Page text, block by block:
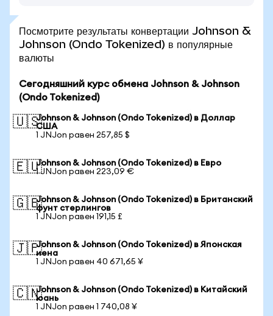
Посмотрите результаты конвертации Johnson &
Johnson (Ondo Tokenized) в популярные
валюты
Сегодняшний курс обмена Johnson & Johnson
(Ondo Tokenized)
🇺🇸Johnson & Johnson (Ondo Tokenized) в Доллар
США
1 JNJon равен 257,85 $
🇪🇺Johnson & Johnson (Ondo Tokenized) в Евро
1 JNJon равен 223,09 €
🇬🇧Johnson & Johnson (Ondo Tokenized) в Британский
фунт стерлингов
1 JNJon равен 191,15 £
🇯🇵Johnson & Johnson (Ondo Tokenized) в Японская
иена
1 JNJon равен 40 671,65 ¥
🇨🇳Johnson & Johnson (Ondo Tokenized) в Китайский
юань
1 JNJon равен 1 740,08 ¥